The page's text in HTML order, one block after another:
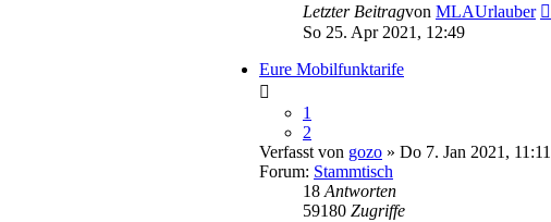
Letzter Beitragvon MLAUrlauber
So 25. Apr 2021, 12:49
Eure Mobilfunktarife
1
2
Verfasst von gozo » Do 7. Jan 2021, 11:11
Forum: Stammtisch
18Antworten
59180 Zugriffe